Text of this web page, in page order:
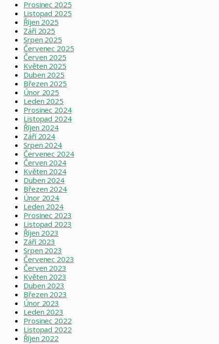
Prosinec 2025
Listopad 2025
Říjen 2025
Září 2025
Srpen 2025
Červenec 2025
Červen 2025
Květen 2025
Duben 2025
Březen 2025
Únor 2025
Leden 2025
Prosinec 2024
Listopad 2024
Říjen 2024
Září 2024
Srpen 2024
Červenec 2024
Červen 2024
Květen 2024
Duben 2024
Březen 2024
Únor 2024
Leden 2024
Prosinec 2023
Listopad 2023
Říjen 2023
Září 2023
Srpen 2023
Červenec 2023
Červen 2023
Květen 2023
Duben 2023
Březen 2023
Únor 2023
Leden 2023
Prosinec 2022
Listopad 2022
Říjen 2022